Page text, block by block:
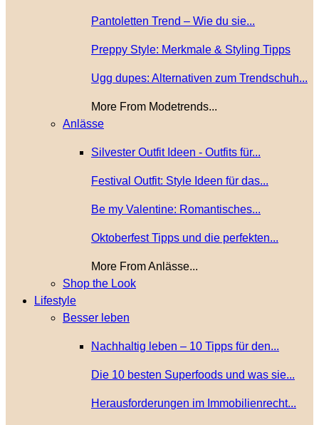
Pantoletten Trend – Wie du sie...
Preppy Style: Merkmale & Styling Tipps
Ugg dupes: Alternativen zum Trendschuh...
More From Modetrends...
Anlässe
Silvester Outfit Ideen - Outfits für...
Festival Outfit: Style Ideen für das...
Be my Valentine: Romantisches...
Oktoberfest Tipps und die perfekten...
More From Anlässe...
Shop the Look
Lifestyle
Besser leben
Nachhaltig leben – 10 Tipps für den...
Die 10 besten Superfoods und was sie...
Herausforderungen im Immobilienrecht...